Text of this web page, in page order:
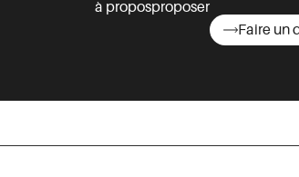
à proposproposer
Faire un